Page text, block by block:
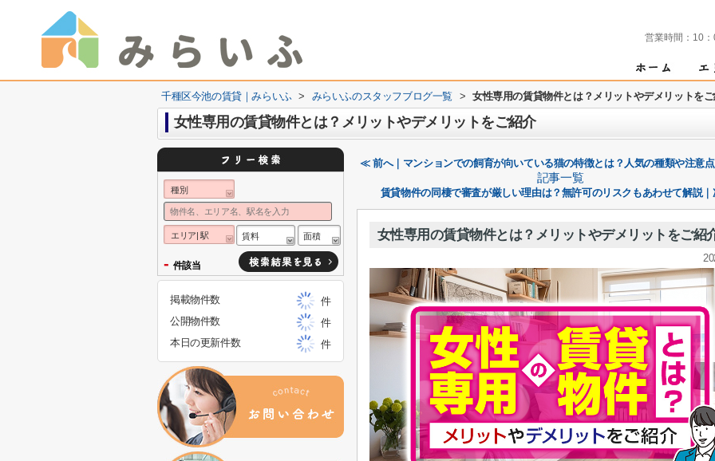
営業時間： 10
千種区今池の賃貸｜みらいふ > みらいふのスタッフブログ一覧 > 女性専用の賃貸物件とは？メリットやデメリットを
女性専用の賃貸物件とは？メリットやデメリットをご紹介
≪ 前へ｜マンションでの飼育が向いている猫の特徴とは？人気の種類や注意点
記事一覧
賃貸物件の同棲で審査が厳しい理由は？無許可のリスクもあわせて解説
女性専用の賃貸物件とは？メリットやデメリットをご紹
種別
エリア| 駅 賃料 面積
- 件該当
掲載物件数
件
公開物件数
件
本日の更新件数
件